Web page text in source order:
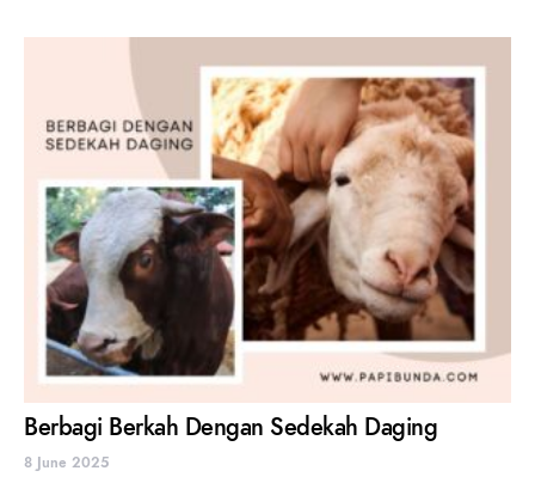
Berbagi Berkah Dengan Sedekah Daging
8 June 2025